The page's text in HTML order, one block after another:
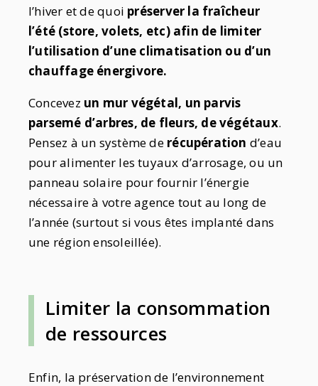
l’hiver et de quoi préserver la fraîcheur
l’été (store, volets, etc) afin de limiter
l’utilisation d’une climatisation ou d’un
chauffage énergivore.
Concevez un mur végétal, un parvis
parsemé d’arbres, de fleurs, de végétaux.
Pensez à un système de récupération d’eau
pour alimenter les tuyaux d’arrosage, ou un
panneau solaire pour fournir l’énergie
nécessaire à votre agence tout au long de
l’année (surtout si vous êtes implanté dans
une région ensoleillée).
Limiter la consommation
de ressources
Enfin, la préservation de l’environnement